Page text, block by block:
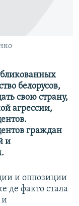
белорусов,
свою страну,
агрессии,
граждан
и
и оппозиции
де факто стала
и